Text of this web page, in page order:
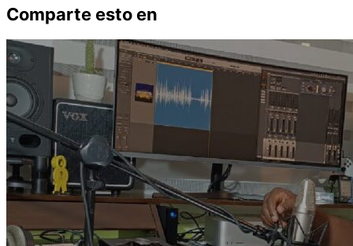
Comparte esto en